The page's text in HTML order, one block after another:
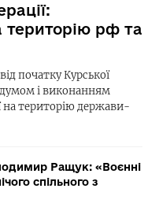
територію рф та
початку Курської
і виконанням
на територію держави-
Ращук: «Воєнні
спільного з